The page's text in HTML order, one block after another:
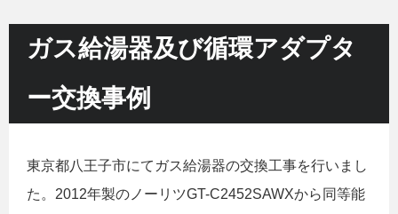
ガス給湯器及び循環アダプタ
ー交換事例
東京都八王子市にてガス給湯器の交換工事を行いまし
た。2012年製のノーリツGT-C2452SAWXから同等能